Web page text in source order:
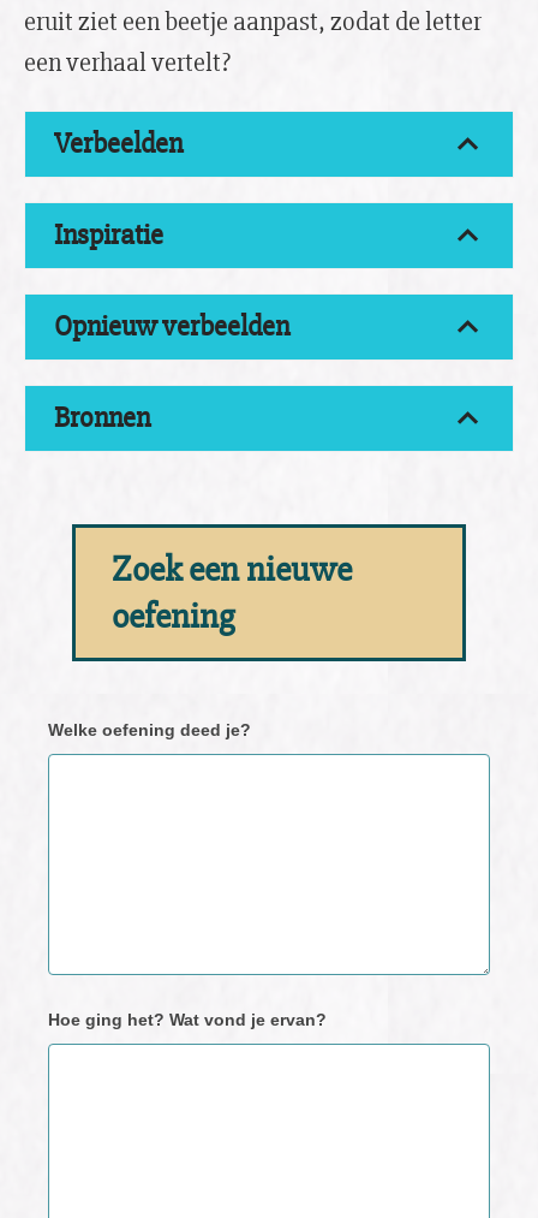
eruit ziet een beetje aanpast, zodat de letter
een verhaal vertelt?
Verbeelden
Inspiratie
Opnieuw verbeelden
Bronnen
Zoek een nieuwe
oefening
Neem
Welke oefening deed je?
Hoe ging het? Wat vond je ervan?